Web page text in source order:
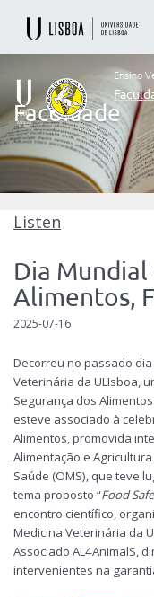
Ensino
Veterinário
desde
Faculdade
de
Veterinária
Ensino
Faculdade
Listen
Dia Mundial
Alimentos,
2025-07-16
Decorreu no passado
Veterinária da ULIsboa,
Segurança dos
esteve associado à
Alimentos, promovida
Alimentação e
Saúde (OMS), que teve
tema proposto “Food
encontro científico,
Medicina Veterinária da
Associado AL4AnimalS,
intervenientes na